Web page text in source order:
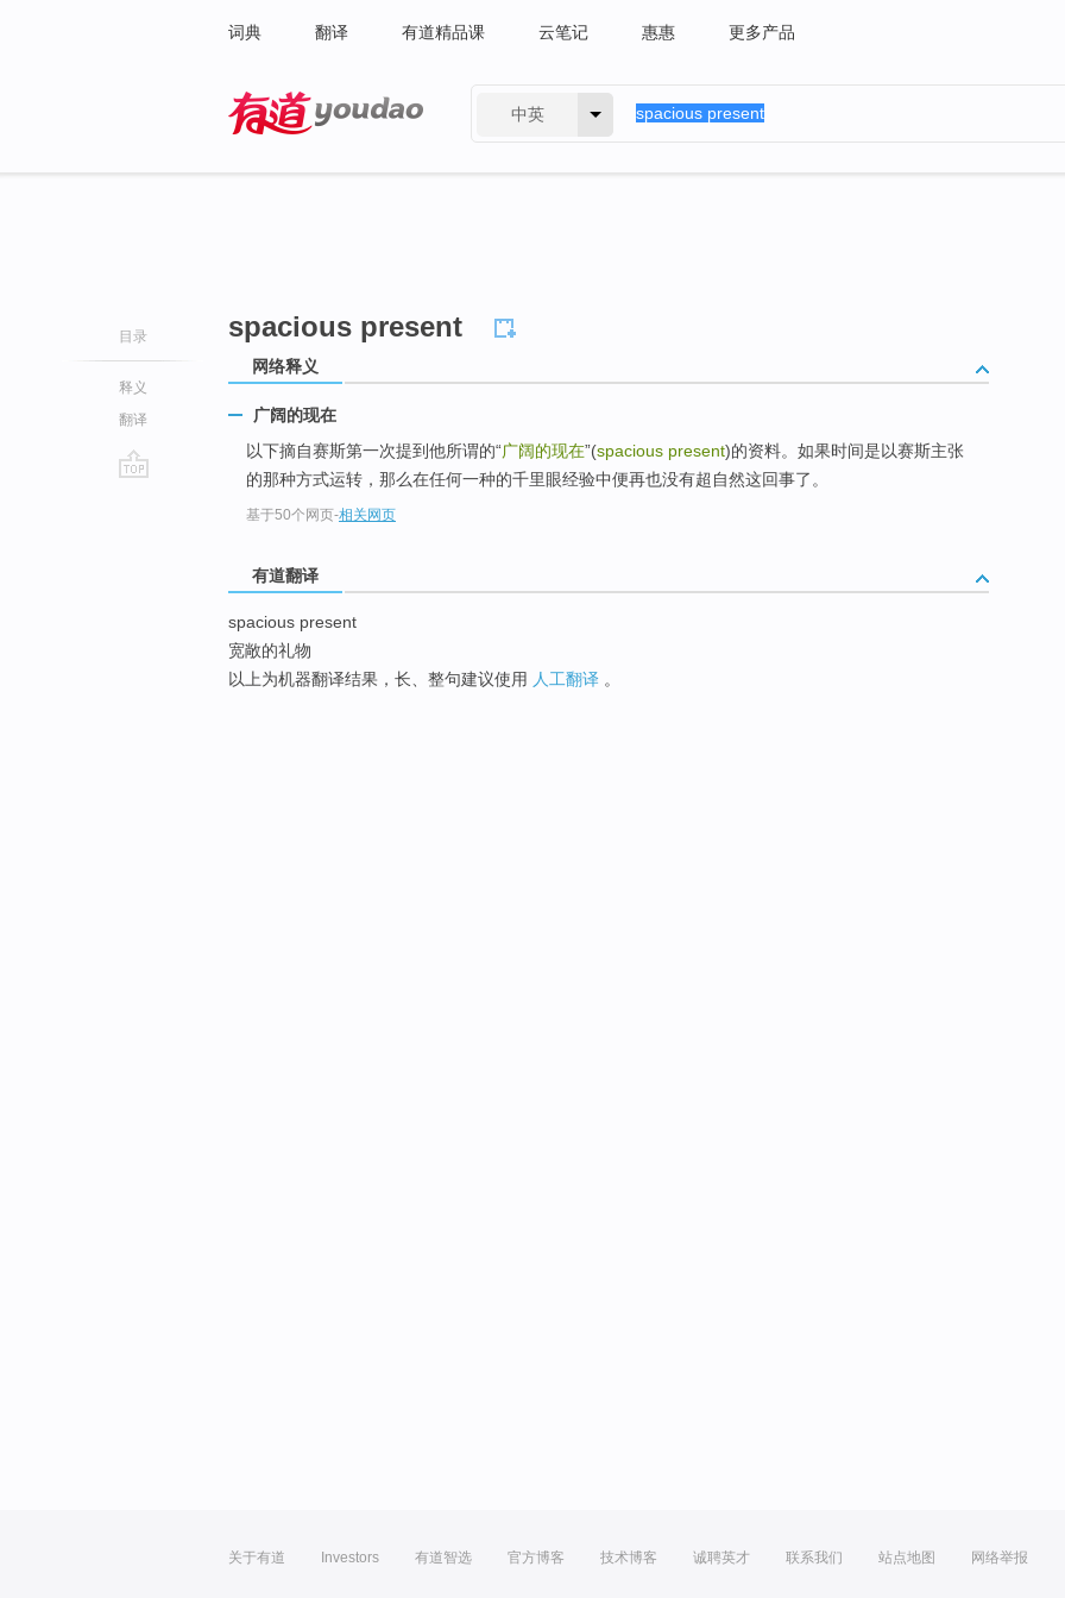
词典 翻译 有道精品课 云笔记 惠惠 更多产品
中英
目录
释义
翻译
spacious present
网络释义
广阔的现在
以下摘自赛斯第一次提到他所谓的“广阔的现在”(spacious present)的资料。如果时间是以赛斯主张
的那种方式运转，那么在任何一种的千里眼经验中便再也没有超自然这回事了。
基于50个网页-相关网页
有道翻译
spacious present
宽敞的礼物
以上为机器翻译结果，长、整句建议使用 人工翻译 。
关于有道 Investors 有道智选 官方博客 技术博客 诚聘英才 联系我们 站点地图 网络举报